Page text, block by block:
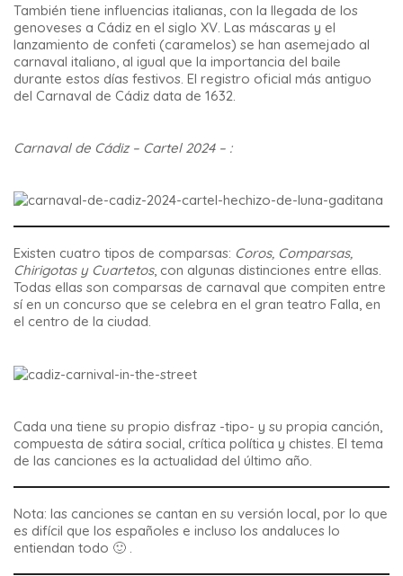
También tiene influencias italianas, con la llegada de los
genoveses a Cádiz en el siglo XV. Las máscaras y el
lanzamiento de confeti (caramelos) se han asemejado al
carnaval italiano, al igual que la importancia del baile
durante estos días festivos. El registro oficial más antiguo
del Carnaval de Cádiz data de 1632.
Carnaval de Cádiz – Cartel 2024 – :
Existen cuatro tipos de comparsas: Coros, Comparsas,
Chirigotas y Cuartetos, con algunas distinciones entre ellas.
Todas ellas son comparsas de carnaval que compiten entre
sí en un concurso que se celebra en el gran teatro Falla , en
el centro de la ciudad.
Cada una tiene su propio disfraz -tipo- y su propia canción,
compuesta de sátira social, crítica política y chistes. El tema
de las canciones es la actualidad del último año.
Nota: las canciones se cantan en su versión local, por lo que
es difícil que los españoles e incluso los andaluces lo
entiendan todo 🙂 .